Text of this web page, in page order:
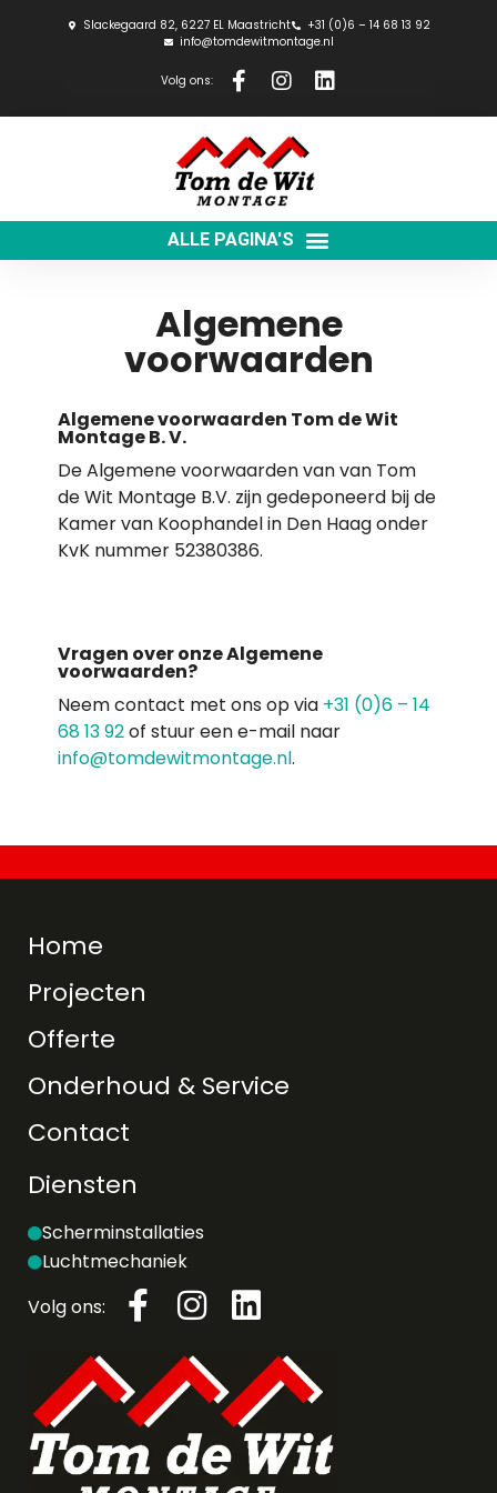
Slackegaard 82, 6227 EL Maastricht
+31 (0)6 – 14 68 13 92
info@tomdewitmontage.nl
Volg ons:
Algemene
voorwaarden
Algemene voorwaarden Tom de Wit
Montage B. V.
De Algemene voorwaarden van van Tom
de Wit Montage B.V. zijn gedeponeerd bij de
Kamer van Koophandel in Den Haag onder
KvK nummer 52380386.
Vragen over onze Algemene
voorwaarden?
Neem contact met ons op via +31 (0)6 – 14
68 13 92of stuur een e-mail naar
info@tomdewitmontage.nl.
Home
Projecten
Offerte
Onderhoud & Service
Contact
Diensten
Scherminstallaties
Luchtmechaniek
Volg ons: